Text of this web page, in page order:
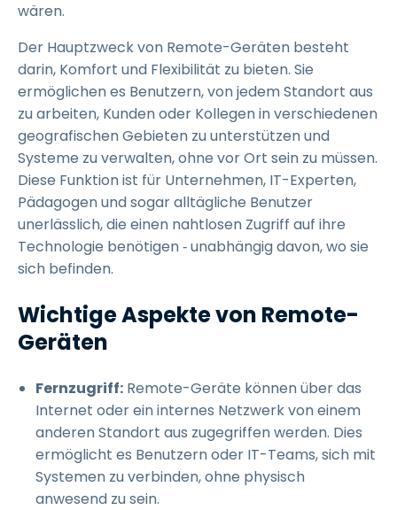
wären.
Der Hauptzweck von Remote-Geräten besteht
darin, Komfort und Flexibilität zu bieten. Sie
ermöglichen es Benutzern, von jedem Standort aus
zu arbeiten, Kunden oder Kollegen in verschiedenen
geografischen Gebieten zu unterstützen und
Systeme zu verwalten, ohne vor Ort sein zu müssen.
Diese Funktion ist für Unternehmen, IT-Experten,
Pädagogen und sogar alltägliche Benutzer
unerlässlich, die einen nahtlosen Zugriff auf ihre
Technologie benötigen ‑ unabhängig davon, wo sie
sich befinden.
Wichtige Aspekte von Remote-
Geräten
Fernzugriff: Remote-Geräte können über das
Internet oder ein internes Netzwerk von einem
anderen Standort aus zugegriffen werden. Dies
ermöglicht es Benutzern oder IT-Teams, sich mit
Systemen zu verbinden, ohne physisch
anwesend zu sein.